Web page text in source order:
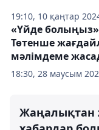
19:10, 10 қаңтар
18:30, 28 маусым
«Үйде
Төтенше
мәлімдеме
Жаңалықтан